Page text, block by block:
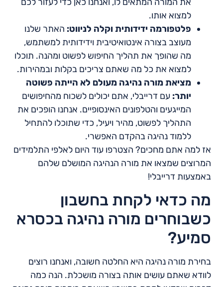
למצוא אותו.
פלטפורמה ידידותית וקלה לניווט: האתר שלנו
מעוצב בצורה אינטואיטיבית וידידותית למשתמש,
מה שהופך את תהליך החיפוש לפשוט ומהנה. תוכלו
למצוא את כל מה שאתם צריכים בקלות ובמהירות.
מציאת מורה נהיגה מעולם לא הייתה פשוטה
יותר: עם דרייבלי, אתם יכולים לשכוח מהחיפושים
המייגעים והטלפונים האינסופיים. אנחנו הופכים את
התהליך לפשוט, מהיר ויעיל, כדי שתוכלו להתחיל
ללמוד נהיגה בהקדם האפשרי.
אז למה אתם מחכים? הצטרפו עוד היום לאלפי התלמידים
המרוצים שמצאו את מורה הנהיגה המושלם שלהם
באמצעות דרייבלי!
מה כדאי לקחת בחשבון
כשבוחרים מורה נהיגה בכסרא
סמיע?
בחירת מורה נהיגה היא החלטה חשובה, ואנחנו רוצים
לוודא שאתם עושים אותה בצורה מושכלת. הנה כמה